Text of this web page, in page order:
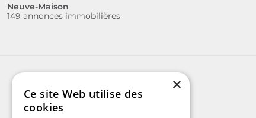
Neuve-Maison
149 annonces immobilières
×
Ce site Web utilise des
cookies